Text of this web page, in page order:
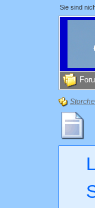
Sie sind